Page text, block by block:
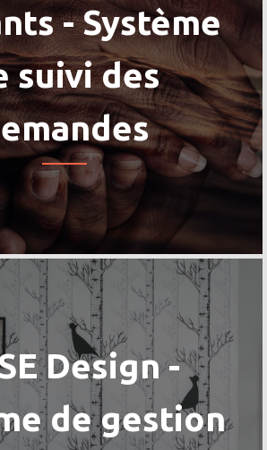
- Système
suivi des
Design -
de gestion